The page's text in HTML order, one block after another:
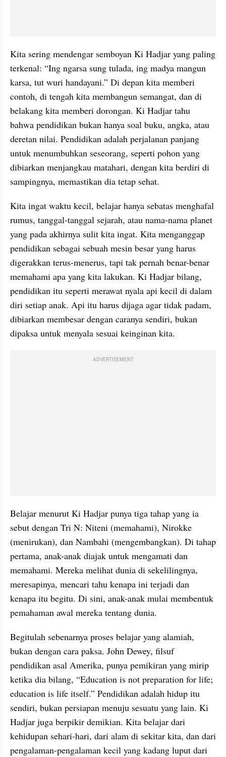
Kita sering mendengar semboyan Ki Hadjar yang paling
terkenal: “Ing ngarsa sung tulada, ing madya mangun
karsa, tut wuri handayani.” Di depan kita memberi
contoh, di tengah kita membangun semangat, dan di
belakang kita memberi dorongan. Ki Hadjar tahu
bahwa pendidikan bukan hanya soal buku, angka, atau
deretan nilai. Pendidikan adalah perjalanan panjang
untuk menumbuhkan seseorang, seperti pohon yang
dibiarkan menjangkau matahari, dengan kita berdiri di
sampingnya, memastikan dia tetap sehat.
Kita ingat waktu kecil, belajar hanya sebatas menghafal
rumus, tanggal-tanggal sejarah, atau nama-nama planet
yang pada akhirnya sulit kita ingat. Kita menganggap
pendidikan sebagai sebuah mesin besar yang harus
digerakkan terus-menerus, tapi tak pernah benar-benar
memahami apa yang kita lakukan. Ki Hadjar bilang,
pendidikan itu seperti merawat nyala api kecil di dalam
diri setiap anak. Api itu harus dijaga agar tidak padam,
dibiarkan membesar dengan caranya sendiri, bukan
dipaksa untuk menyala sesuai keinginan kita.
ADVERTISEMENT
Belajar menurut Ki Hadjar punya tiga tahap yang ia
sebut dengan Tri N: Niteni (memahami), Nirokke
(menirukan), dan Nambahi (mengembangkan). Di tahap
pertama, anak-anak diajak untuk mengamati dan
memahami. Mereka melihat dunia di sekelilingnya,
meresapinya, mencari tahu kenapa ini terjadi dan
kenapa itu begitu. Di sini, anak-anak mulai membentuk
pemahaman awal mereka tentang dunia.
Begitulah sebenarnya proses belajar yang alamiah,
bukan dengan cara paksa. John Dewey, filsuf
pendidikan asal Amerika, punya pemikiran yang mirip
ketika dia bilang, “Education is not preparation for life;
education is life itself.” Pendidikan adalah hidup itu
sendiri, bukan persiapan menuju sesuatu yang lain. Ki
Hadjar juga berpikir demikian. Kita belajar dari
kehidupan sehari-hari, dari alam di sekitar kita, dan dari
pengalaman-pengalaman kecil yang kadang luput dari